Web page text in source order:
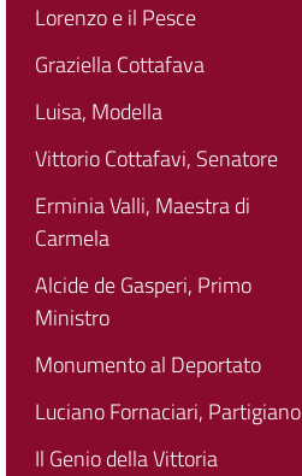
Lorenzo e il Pesce
Graziella Cottafava
Luisa, Modella
Vittorio Cottafavi, Senatore
Erminia Valli, Maestra di
Carmela
Alcide de Gasperi, Primo
Ministro
Monumento al Deportato
Luciano Fornaciari, Partigiano
Il Genio della Vittoria